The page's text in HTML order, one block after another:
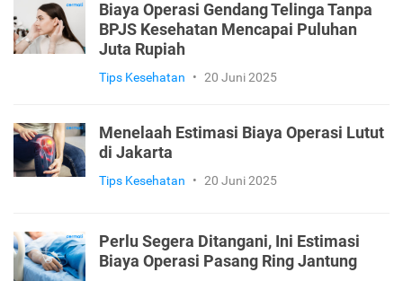
Biaya Operasi Gendang Telinga Tanpa
BPJS Kesehatan Mencapai Puluhan
Juta Rupiah
Tips Kesehatan • 20 Juni 2025
Menelaah Estimasi Biaya Operasi Lutut
di Jakarta
Tips Kesehatan • 20 Juni 2025
Perlu Segera Ditangani, Ini Estimasi
Biaya Operasi Pasang Ring Jantung